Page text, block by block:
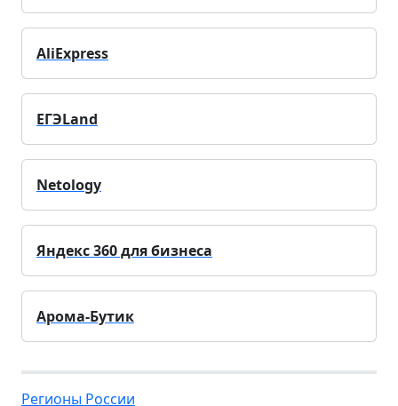
AliExpress
ЕГЭLand
Netology
Яндекс 360 для бизнеса
Арома-Бутик
Регионы России